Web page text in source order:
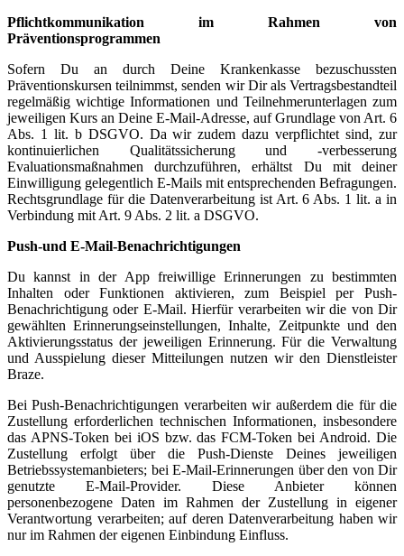
Pflichtkommunikation im Rahmen von
Präventionsprogrammen
Sofern Du an durch Deine Krankenkasse bezuschussten
Präventionskursen teilnimmst, senden wir Dir als Vertragsbestandteil
regelmäßig wichtige Informationen und Teilnehmerunterlagen zum
jeweiligen Kurs an Deine E-Mail-Adresse, auf Grundlage von Art. 6
Abs. 1 lit. b DSGVO. Da wir zudem dazu verpflichtet sind, zur
kontinuierlichen Qualitätssicherung und -verbesserung
Evaluationsmaßnahmen durchzuführen, erhältst Du mit deiner
Einwilligung gelegentlich E-Mails mit entsprechenden Befragungen.
Rechtsgrundlage für die Datenverarbeitung ist Art. 6 Abs. 1 lit. a in
Verbindung mit Art. 9 Abs. 2 lit. a DSGVO.
Push-und E-Mail-Benachrichtigungen
Du kannst in der App freiwillige Erinnerungen zu bestimmten
Inhalten oder Funktionen aktivieren, zum Beispiel per Push-
Benachrichtigung oder E-Mail. Hierfür verarbeiten wir die von Dir
gewählten Erinnerungseinstellungen, Inhalte, Zeitpunkte und den
Aktivierungsstatus der jeweiligen Erinnerung. Für die Verwaltung
und Ausspielung dieser Mitteilungen nutzen wir den Dienstleister
Braze.
Bei Push-Benachrichtigungen verarbeiten wir außerdem die für die
Zustellung erforderlichen technischen Informationen, insbesondere
das APNS-Token bei iOS bzw. das FCM-Token bei Android. Die
Zustellung erfolgt über die Push-Dienste Deines jeweiligen
Betriebssystemanbieters; bei E-Mail-Erinnerungen über den von Dir
genutzte E-Mail-Provider. Diese Anbieter können
personenbezogene Daten im Rahmen der Zustellung in eigener
Verantwortung verarbeiten; auf deren Datenverarbeitung haben wir
nur im Rahmen der eigenen Einbindung Einfluss.